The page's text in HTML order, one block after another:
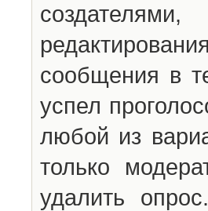
сообщения в
успел
любой из
только
удалить